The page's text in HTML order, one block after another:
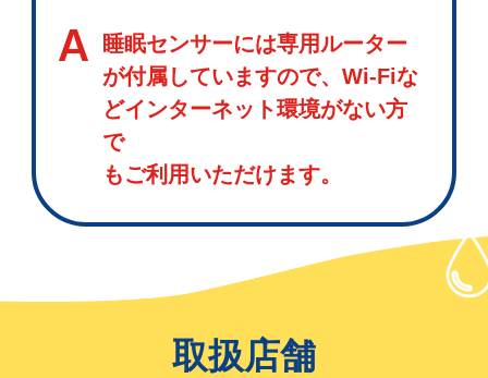
A
睡眠センサーには専用ルーター
が付属していますので、Wi-Fiな
どインターネット環境がない方
で
もご利用いただけます。
取扱店舗